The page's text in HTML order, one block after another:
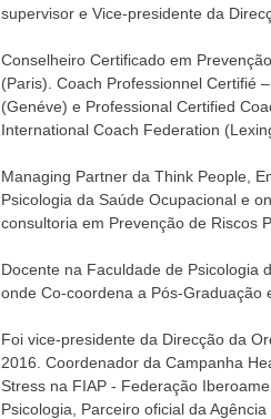
supervisor e Vice-presidente da
Conselheiro Certificado em
(Paris). Coach Professionnel Certifié
(Genéve) e Professional Certified
International Coach Federation
Managing Partner da Think People,
Psicologia da Saúde Ocupacional e
consultoria em Prevenção de Riscos
Docente na Faculdade de Psicologia
onde Co-coordena a Pós-Graduação
Foi vice-presidente da Direcção da
2016. Coordenador da Campanha
Stress na FIAP - Federação
Psicologia, Parceiro oficial da